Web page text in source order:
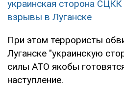
украинская сторона СЦКК
взрывы в Луганске
При этом террористы
Луганске "украинскую
силы АТО якобы
наступление.